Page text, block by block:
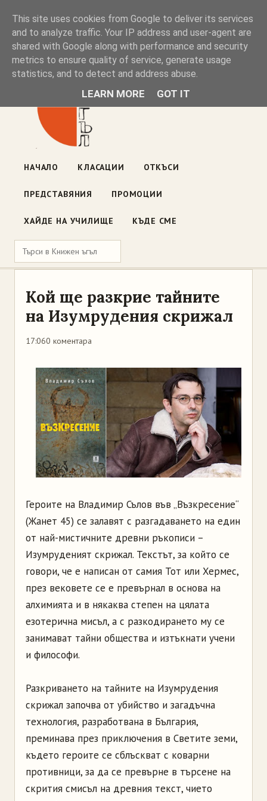
Книжен ъгъл
Блог на книжарницата — класации, откъси, нови книги
ул. „Оборище" 117, София· пон–пет 10:00–19:00 ·
НАЧАЛО КЛАСАЦИИ ОТКЪСИ
ПРЕДСТАВЯНИЯ ПРОМОЦИИ
ХАЙДЕ НА УЧИЛИЩЕ КЪДЕ СМЕ
Кой ще разкрие тайните
на Изумрудения скрижал
17:060 коментара
Героите на Владимир Сълов във „Възкресение“
(Жанет 45) се залавят с разгадаването на един
от най-мистичните древни ръкописи –
Изумруденият скрижал. Текстът, за който се
говори, че е написан от самия Тот или Хермес,
през вековете се е превърнал в основа на
алхимията и в някаква степен на цялата
езотерична мисъл, а с разкодирането му се
занимават тайни общества и изтъкнати учени
и философи.
Разкриването на тайните на Изумрудения
скрижал започва от убийство и загадъчна
технология, разработвана в България,
преминава през приключения в Светите земи,
където героите се сблъскват с коварни
противници, за да се превърне в търсене на
скрития смисъл на древния текст, чието
This site uses cookies from Google to deliver its services
and to analyze traffic. Your IP address and user-agent are
shared with Google along with performance and security
metrics to ensure quality of service, generate usage
statistics, and to detect and address abuse.
LEARN MORE GOT IT